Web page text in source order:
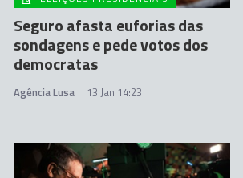
Seguro afasta euforias das
sondagens e pede votos dos
democratas
Agência Lusa 13 Jan 14:23